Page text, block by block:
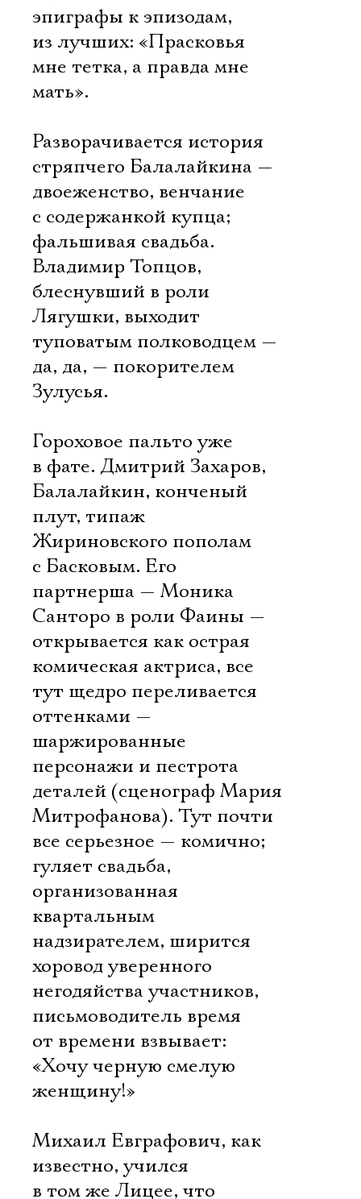
эпиграфы к эпизодам,
из лучших: «Прасковья
мне тетка, а правда мне
мать».
Разворачивается история
стряпчего Балалайкина —
двоеженство, венчание
с содержанкой купца;
фальшивая свадьба.
Владимир Топцов,
блеснувший в роли
Лягушки, выходит
туповатым полководцем —
да, да, — покорителем
Зулусья.
Гороховое пальто уже
в фате. Дмитрий Захаров,
Балалайкин, конченый
плут, типаж
Жириновского пополам
с Басковым. Его
партнерша — Моника
Санторо в роли Фаины —
открывается как острая
комическая актриса, все
тут щедро переливается
оттенками —
шаржированные
персонажи и пестрота
деталей (сценограф Мария
Митрофанова). Тут почти
все серьезное — комично;
гуляет свадьба,
организованная
квартальным
надзирателем, ширится
хоровод уверенного
негодяйства участников,
письмоводитель время
от времени взвывает:
«Хочу черную смелую
женщину!»
Михаил Евграфович, как
известно, учился
в том же Лицее, что